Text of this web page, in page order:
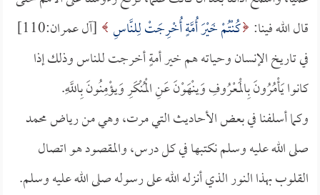
قال الله فينا: كُنْتُمْ خَيْرَ أُمَّةٍ أُخْرِجَتْ لِلنَّاسِ
[آل عمران:110]
في تاريخ الإنسان وحياته هم خير أمةٍ أخرجت للناس وذلك إذا
كانوا يَأْمُرُونَ بِالْمَعْرُوفِ وَينْهَوْنَ عَنِ الْمُنْكَرِ وَيؤْمِنُونَ بِاللَّهِ.
وكما أسلفنا في بعض الأحاديث التي مرت، وهي من رياض محمد
صلى الله عليه وسلم نكتبها في كل درس، والمقصود هو اتصال
القلوب بهذا النور الذي أنزله الله على رسوله صلى الله عليه وسلم.